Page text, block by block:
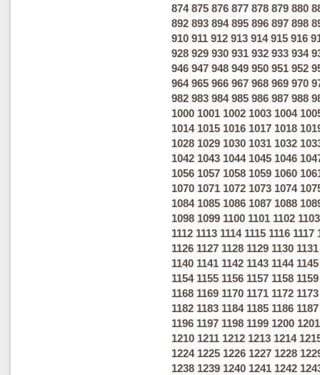
874 875 876 877 878 879 880
892 893 894 895 896 897 898
910 911 912 913 914 915 916
928 929 930 931 932 933 934
946 947 948 949 950 951 952
964 965 966 967 968 969 970
982 983 984 985 986 987 988
1000 1001 1002 1003 1004
1014 1015 1016 1017 1018
1028 1029 1030 1031 1032
1042 1043 1044 1045 1046
1056 1057 1058 1059 1060
1070 1071 1072 1073 1074
1084 1085 1086 1087 1088
1098 1099 1100 1101 1102 1103
1112 1113 1114 1115 1116 1117
1126 1127 1128 1129 1130 1131
1140 1141 1142 1143 1144 1145
1154 1155 1156 1157 1158 1159
1168 1169 1170 1171 1172 1173
1182 1183 1184 1185 1186 1187
1196 1197 1198 1199 1200 1201
1210 1211 1212 1213 1214
1224 1225 1226 1227 1228
1238 1239 1240 1241 1242